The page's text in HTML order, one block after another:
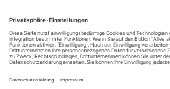
Total Views:614.167
Besucher gesamt:224.479
Gesamt Beiträge: